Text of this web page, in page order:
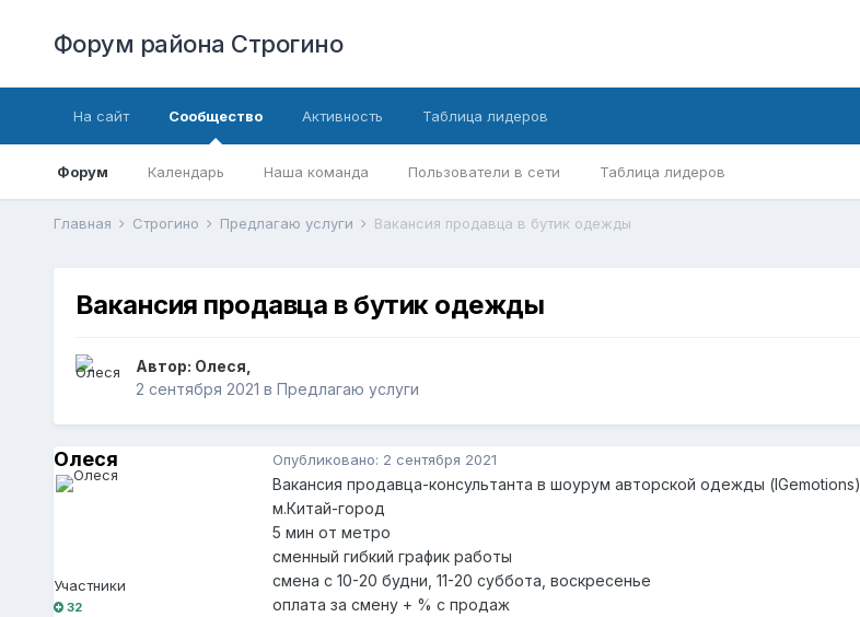
Форум района Строгино
На сайт Сообщество
Форум Календарь Наша команда Пользователи в сети Таблица лидеров
Активность Таблица лидеров
Главная Строгино Предлагаю услуги Вакансия продавца в бутик одежды
Вакансия продавца в бутик одежды
Автор: Олеся
2 сентября 2021 в Предлагаю услуги
Олеся
Участники
32
Опубликовано: 2 сентября 2021
Вакансия продавца-консультанта в шоурум авторской одежды (IGemotions)
м.Китай-город
5 мин от метро
сменный гибкий график работы
смена с 10-20 будни, 11-20 суббота, воскресенье
оплата за смену + % с продаж